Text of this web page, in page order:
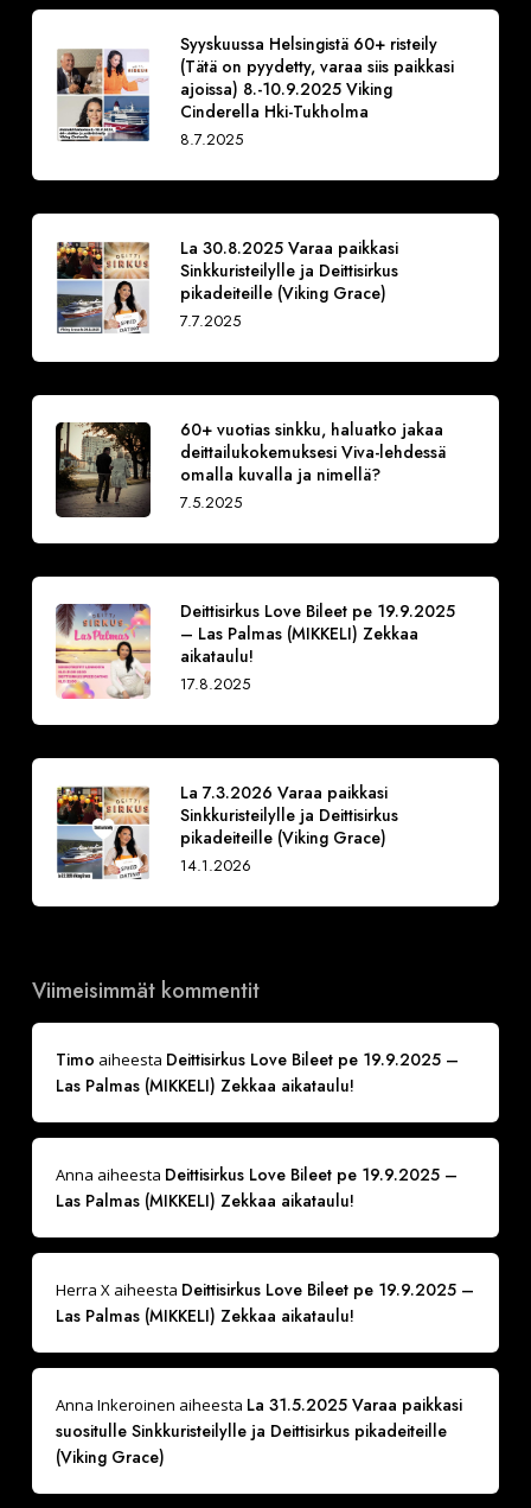
Syyskuussa Helsingistä 60+ risteily
(Tätä on pyydetty, varaa siis paikkasi
ajoissa) 8.-10.9.2025 Viking
Cinderella Hki-Tukholma
8.7.2025
La 30.8.2025 Varaa paikkasi
Sinkkuristeilylle ja Deittisirkus
pikadeiteille (Viking Grace)
7.7.2025
60+ vuotias sinkku, haluatko jakaa
deittailukokemuksesi Viva-lehdessä
omalla kuvalla ja nimellä?
7.5.2025
Deittisirkus Love Bileet pe 19.9.2025
– Las Palmas (MIKKELI) Zekkaa
aikataulu!
17.8.2025
La 7.3.2026 Varaa paikkasi
Sinkkuristeilylle ja Deittisirkus
pikadeiteille (Viking Grace)
14.1.2026
Viimeisimmät kommentit
Timo aiheesta Deittisirkus Love Bileet pe 19.9.2025 –
Las Palmas (MIKKELI) Zekkaa aikataulu!
Anna aiheesta Deittisirkus Love Bileet pe 19.9.2025 –
Las Palmas (MIKKELI) Zekkaa aikataulu!
Herra Xaiheesta Deittisirkus Love Bileet pe 19.9.2025 –
Las Palmas (MIKKELI) Zekkaa aikataulu!
Anna Inkeroinen aiheesta La 31.5.2025 Varaa paikkasi
suositulle Sinkkuristeilylle ja Deittisirkus pikadeiteille
(Viking Grace)